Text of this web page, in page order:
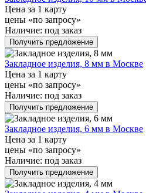
Цена за 1 карту
цены «по запросу»
Наличие: под заказ
Получить предложение
Закладное изделия, 8 мм в Москве
Цена за 1 карту
цены «по запросу»
Наличие: под заказ
Получить предложение
Закладное изделия, 6 мм в Москве
Цена за 1 карту
цены «по запросу»
Наличие: под заказ
Получить предложение